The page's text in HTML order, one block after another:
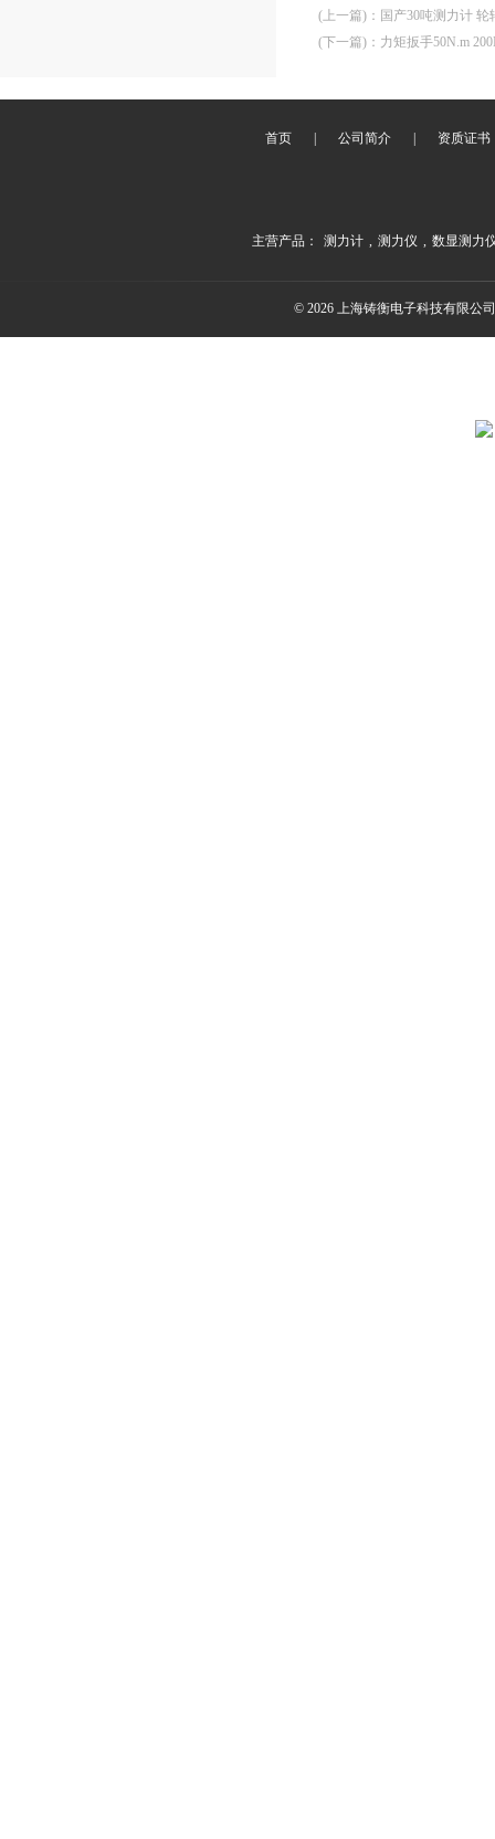
(上一篇) ： 国产30吨测力计
(下一篇) ： 力矩扳手50N.m
首页 公司简介 资质证书
主营产品： 测力计 , 测力仪 , 数显测力
© 2026 上海铸衡电子科技有限公